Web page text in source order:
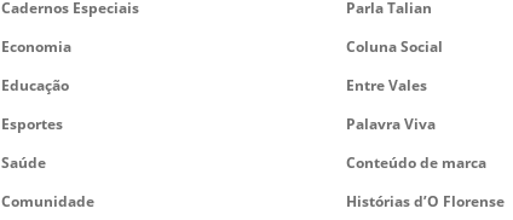
Cadernos Especiais
Economia
Educação
Esportes
Saúde
Comunidade
Parla Talian
Coluna Social
Entre Vales
Palavra Viva
Conteúdo de marca
Histórias d’O Florense